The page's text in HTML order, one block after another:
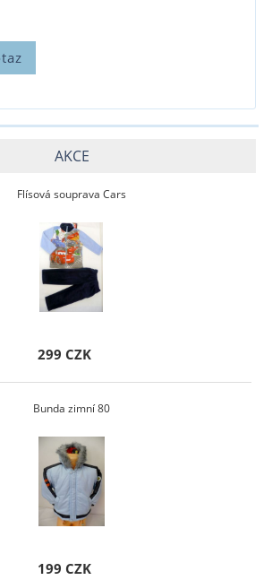
AKCE
Flísová souprava Cars
299 CZK
Bunda zimní 80
199 CZK